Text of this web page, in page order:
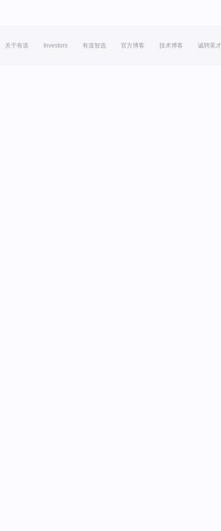
关于有道 Investors 有道智选 官方博客 技术博客 诚聘英才